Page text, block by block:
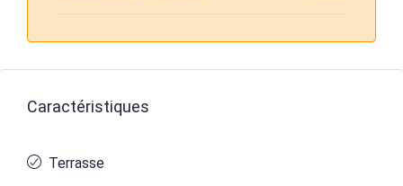
Caractéristiques
Terrasse